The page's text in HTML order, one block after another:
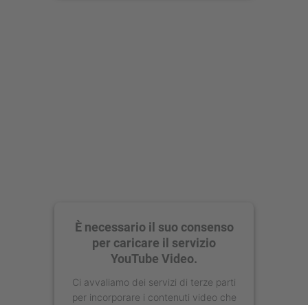
È necessario il suo consenso
per caricare il servizio
YouTube Video.
Ci avvaliamo dei servizi di terze parti
per incorporare i contenuti video che